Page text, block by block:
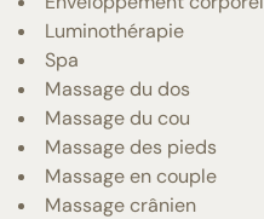
Luminothérapie
Spa
Massage du dos
Massage du cou
Massage des pieds
Massage en couple
Massage crânien